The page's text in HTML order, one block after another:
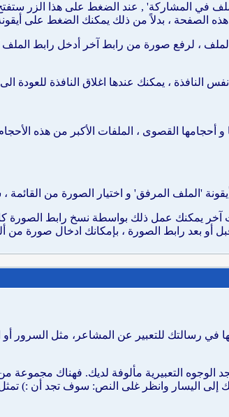
المشاركة' , عند الضغط على هذا الزر
، بدلاً من ذلك يمكنك الضغط على
، لرفع صورة من رابط آخر أدخل رابط الملف
، يمكنك عندها اغلاق النافذة للعودة
و أحجامها القصوى ، الملفات الأكبر من هذه
'الملف المرفق' و اختيار الصورة من القائمة
يمكنك عمل ذلك بواسطة نسخ رابط الصورة
في رسالتك للتعبير عن المشاعر، مثل
الوجوه التعبيرية مألوفة لديك. فهناك مجموعة
إلى اليسار وانظر غلى النص: سوف تجد أن :)